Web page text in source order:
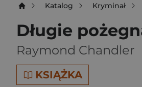
Katalog Kryminał
Długie
Raymond Chandler
KSIĄŻKA